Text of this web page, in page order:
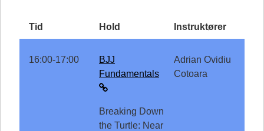
Tid Hold Instruktører
16:00-17:00
BJJ
Fundamentals
Breaking Down
the Turtle: Near
Adrian Ovidiu
Cotoara